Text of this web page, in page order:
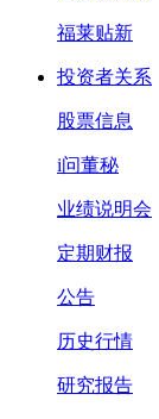
福莱贴新
投资者关系
股票信息
i问董秘
业绩说明会
定期财报
公告
历史行情
研究报告